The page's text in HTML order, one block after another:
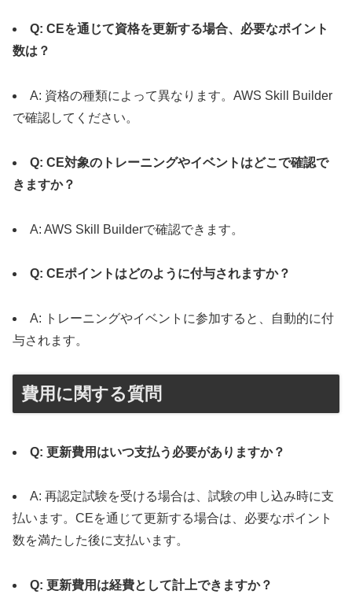
Q: CEを通じて資格を更新する場合、必要なポイント
数は？
A: 資格の種類によって異なります。AWS Skill Builder
で確認してください。
Q: CE対象のトレーニングやイベントはどこで確認で
きますか？
A: AWS Skill Builderで確認できます。
Q: CEポイントはどのように付与されますか？
A: トレーニングやイベントに参加すると、自動的に付
与されます。
費用に関する質問
Q: 更新費用はいつ支払う必要がありますか？
A: 再認定試験を受ける場合は、試験の申し込み時に支
払います。CEを通じて更新する場合は、必要なポイント
数を満たした後に支払います。
Q: 更新費用は経費として計上できますか？